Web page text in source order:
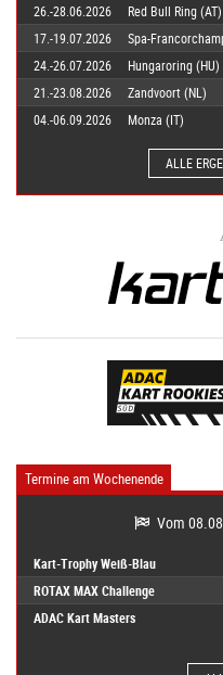
26.-28.06.2026
Red Bull Ring (AT)
17.-19.07.2026
Spa-
24.-26.07.2026
Hungaroring (HU)
21.-23.08.2026
Zandvoort (NL)
04.-06.09.2026
Monza (IT)
ALLE
Termine am Wochenende
Vom
Kart-Trophy Weiß-Blau
ROTAX MAX Challenge
ADAC Kart Masters